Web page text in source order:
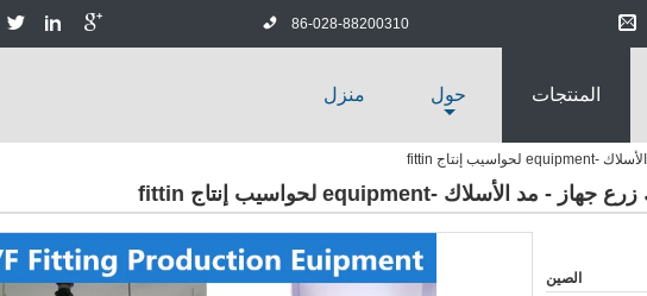
86-028-88200310
منزل حول المنتجات
الصين